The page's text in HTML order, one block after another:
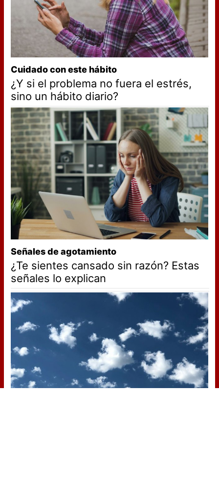
Cuidado con este hábito
¿Y si el problema no fuera el estrés,
sino un hábito diario?
Señales de agotamiento
¿Te sientes cansado sin razón? Estas
señales lo explican